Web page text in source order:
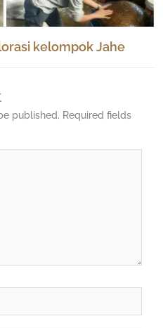
kelompok Jahe
published. Required fields